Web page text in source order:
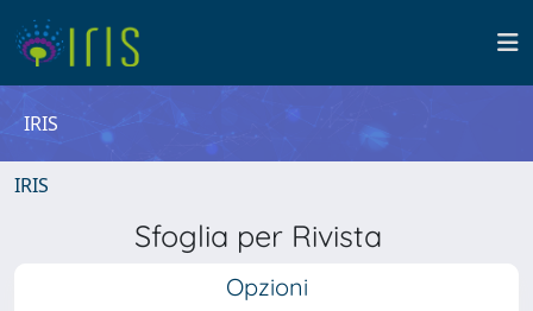
IRIS
IRIS
Sfoglia per Rivista
Opzioni